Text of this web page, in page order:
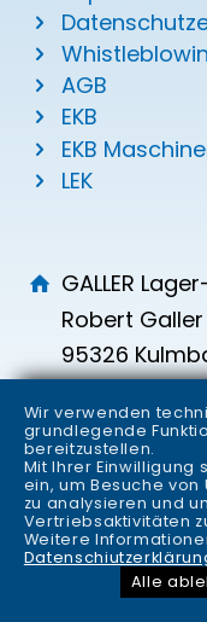
AGB
EKB
EKB
LEK
GALLER
Robert Galler
95326
+49 (0) 9221
+49 (0) 9221
© 2025 GALLER Lager-
Wir verwenden
grundlegende
bereitzustellen.
Mit Ihrer Einwilligung
ein, um Besuche
zu analysieren und
Vertriebsaktivitäten
Weitere
Alle